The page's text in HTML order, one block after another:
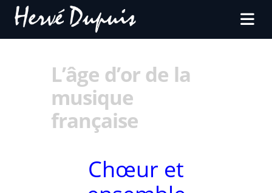
L’âge d’or de la
musique
française
Chœur et